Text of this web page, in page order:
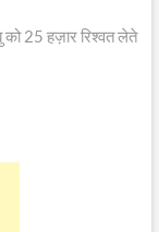
को 25 हज़ार रिश्वत लेते